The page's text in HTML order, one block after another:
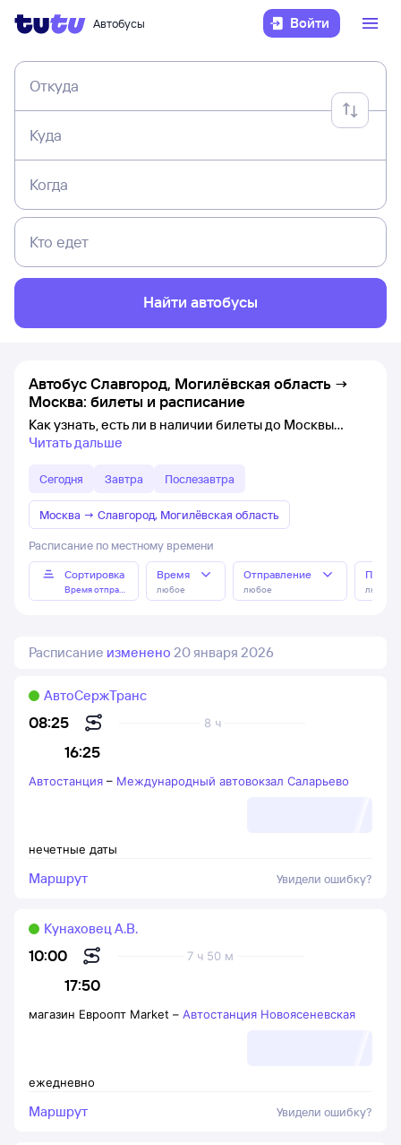
Автобусы Войти
Откуда
Куда
Когда
Кто едет
Найти автобусы
Автобус Славгород, Могилёвская область →
Москва: билеты и расписание
Как узнать, есть ли в наличии билеты до Москвы
Читать дальше
Сегодня Завтра Послезавтра
Москва → Славгород, Могилёвская область
Расписание по местному времени
Сортировка
Время отправления
Время
любое
Отправление
любое любое
Расписание изменено 20 января 2026
08:25
16:25
8 ч
АвтоСержТранс
нечетные даты
Автостанция – Международный автовокзал Саларьево
Маршрут Увидели ошибку?
10:00
17:50
7 ч 50 м
Кунаховец А.В.
ежедневно
магазин Евроопт Market – Автостанция Новоясеневская
Маршрут Увидели ошибку?